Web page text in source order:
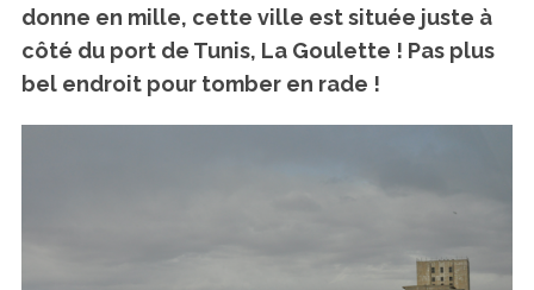
donne en mille, cette ville est située juste à
côté du port de Tunis, La Goulette ! Pas plus
bel endroit pour tomber en rade !
r
: